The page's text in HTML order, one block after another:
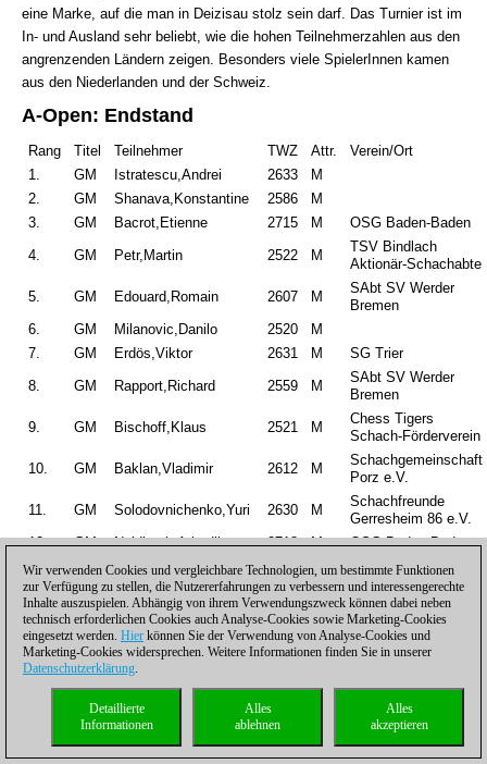
eine Marke, auf die man in Deizisau stolz sein darf. Das Turnier ist im
In- und Ausland sehr beliebt, wie die hohen Teilnehmerzahlen aus den
angrenzenden Ländern zeigen. Besonders viele SpielerInnen kamen
aus den Niederlanden und der Schweiz.
A-Open: Endstand
Rang Titel Teilnehmer TWZ Attr.
Verein/Ort
1.
GM Istratescu,Andrei 2633
M
2.
GM Shanava,Konstantine 2586
M
3.
GM Bacrot,Etienne 2715 M
OSG Baden-Baden
4.
GM Petr,Martin 2522 M
TSV Bindlach
Aktionär-Schachabte
5.
GM Edouard,Romain 2607 M
SAbt SV Werder
Bremen
6.
GM Milanovic,Danilo 2520
M
7.
GM Erdös,Viktor 2631 M
SG Trier
8.
GM Rapport,Richard 2559 M
SAbt SV Werder
Bremen
9.
GM Bischoff,Klaus 2521 M
Chess Tigers
Schach-Förderverein
10.
GM Baklan,Vladimir 2612 M
Schachgemeinschaft
Porz e.V.
11.
GM Solodovnichenko,Yuri 2630 M
Schachfreunde
Gerresheim 86 e.V.
12.
GM Naiditsch,Arkadij 2718 M
OSG Baden-Baden
13.
GM Shishkin,Vadim 2498 M
Schachclub
Wiedenbrück
14.
GM Sanikidze,Tornike 2597 M
SG Trier
15.
IM Lindberg,Bengt 2418
M
16.
IM Strunski,Andreas 2328 M
Stuttgarter SF 1879
17.
IM Bok,Benjamin
Jaeschke,Benno 2224
SK 1947
Sandhausen e.V.
19.
IM Philippe,Christophe 2416 M
SV Saarbrücken
Wir verwenden Cookies und vergleichbare Technologien, um bestimmte Funktionen
zur Verfügung zu stellen, die Nutzererfahrungen zu verbessern und interessengerechte
Inhalte auszuspielen. Abhängig von ihrem Verwendungszweck können dabei neben
technisch erforderlichen Cookies auch Analyse-Cookies sowie Marketing-Cookies
eingesetzt werden. Hier können Sie der Verwendung von Analyse-Cookies und
Marketing-Cookies widersprechen. Weitere Informationen finden Sie in unserer
Datenschutzerklärung.
Alles
akzeptieren
Alles
ablehnen
Detaillierte
Informationen